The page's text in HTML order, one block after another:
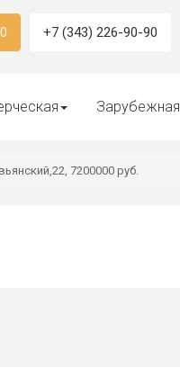
+7 (343) 226-90-90
Зарубежная
7200000 руб.